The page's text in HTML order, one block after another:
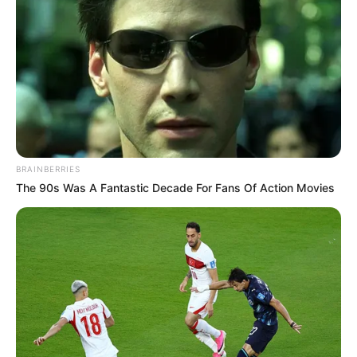
És most pontosan ez történt.
Kiara betoppan – és visz mindent
A TV2 reality-univerzumából kilépve Kiara, Stohl
András tűzről pattant választottja, úgy érkezik,
mint egy hurrikán: hangos, látványos, és biztosan
A producerek döntése egyszerre tűnik vakmerőnek
és teljesen logikusnak: Kiara már bizonyította, hogy
nem fél se kamerától, se botránytól, se attól, hogy
ország-világ róla beszéljen. A követőtábora
hatalmas, a megosztottsága pedig… nos, az
BRAINBERRIES
The 90s Was A Fantastic Decade For Fans Of Action Movies